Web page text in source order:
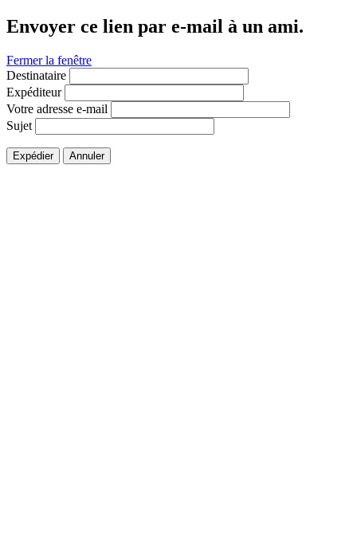
Envoyer ce lien par e-mail à un ami.
Fermer la fenêtre
Destinataire
Expéditeur
Votre adresse e-mail
Sujet
Expédier Annuler